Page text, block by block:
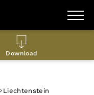
Download
Liechtenstein